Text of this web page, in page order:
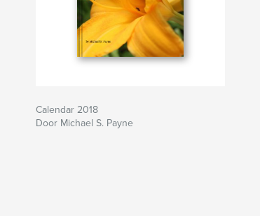
Calendar 2018
Door Michael S. Payne